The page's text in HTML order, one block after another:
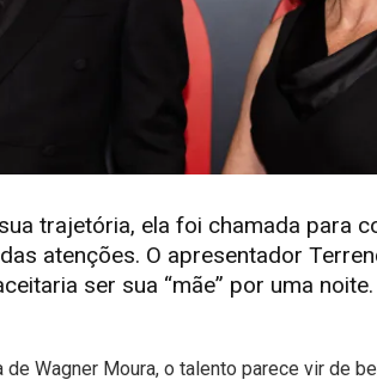
trajetória, ela foi chamada para
atenções. O apresentador
ser sua “mãe” por uma
de Wagner Moura, o talento parece vir de